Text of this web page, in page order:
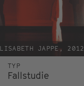
JAPPE, 2012
TYP
Fallstudie